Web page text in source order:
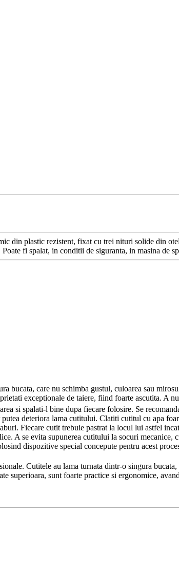
din plastic rezistent, fixat cu trei nituri solide din
fi spalat, in conditii de siguranta, in masina de
care nu schimba gustul, culoarea sau
exceptionale de taiere, fiind foarte ascutita. A
si spalati-l bine dupa fiecare folosire. Se
deteriora lama cutitului. Clatiti cutitul cu apa
Fiecare cutit trebuie pastrat la locul lui astfel
A se evita supunerea cutitului la socuri
dispozitive special concepute pentru acest
Cutitele au lama turnata dintr-o singura
superioara, sunt foarte practice si ergonomice,